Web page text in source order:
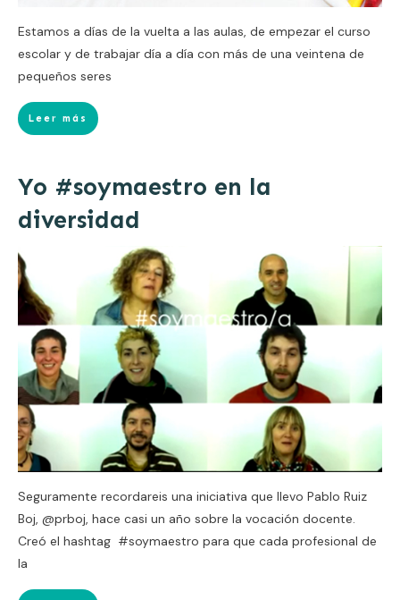
Estamos a días de la vuelta a las aulas, de empezar el curso
escolar y de trabajar día a día con más de una veintena de
pequeños seres
Leer más
Yo #soymaestro en la
diversidad
Seguramente recordareis una iniciativa que llevo Pablo Ruiz
Boj, @prboj, hace casi un año sobre la vocación docente.
Creó el hashtag #soymaestro para que cada profesional de
la